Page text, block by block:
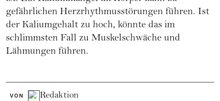
gefährlichen Herzrhythmusstörungen führen. Ist
der Kaliumgehalt zu hoch, könnte das im
schlimmsten Fall zu Muskelschwäche und
Lähmungen führen.
VON Redaktion